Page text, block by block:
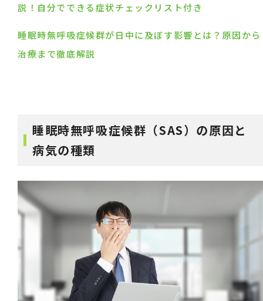
説！自分でできる症状チェックリスト付き
睡眠時無呼吸症候群が日中に及ぼす影響とは？原因から
治療まで徹底解説
睡眠時無呼吸症候群（SAS）の原因と
病気の種類